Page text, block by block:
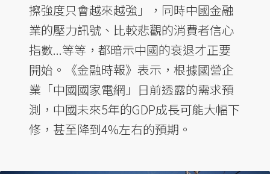
擦強度只會越來越強」，同時中國金融
業的壓力訊號、比較悲觀的消費者信心
指數...等等，都暗示中國的衰退才正要
開始。《金融時報》表示，根據國營企
業「中國國家電網」日前透露的需求預
測，中國未來5年的GDP成長可能大幅下
修，甚至降到4%左右的預期。